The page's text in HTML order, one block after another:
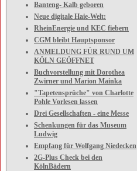
Banteng- Kalb geboren
Neue digitale Haie-Welt:
RheinEnergie und KEC fiebern
CGM bleibt Hauptsponsor
ANMELDUNG FÜR RUND UM
KÖLN GEÖFFNET
Buchvorstellung mit Dorothea
Zwirner und Marion Mainka
"Tapetensprüche" von Charlotte
Pohle Vorlesen lassen
Drei Gesellschaften - eine Messe
Schenkungen für das Museum
Ludwig
Empfang für Wolfgang Niedecken
2G-Plus Check bei den
KölnBädern